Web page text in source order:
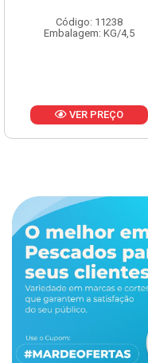
Código: 11238
Embalagem: KG/4,5
VER PREÇO